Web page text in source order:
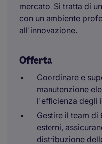
mercato. Si tratta di
con un ambiente
all'innovazione.
Offerta
Coordinare e
manutenzione
l'efficienza degli
Gestire il team di
esterni,
distribuzione